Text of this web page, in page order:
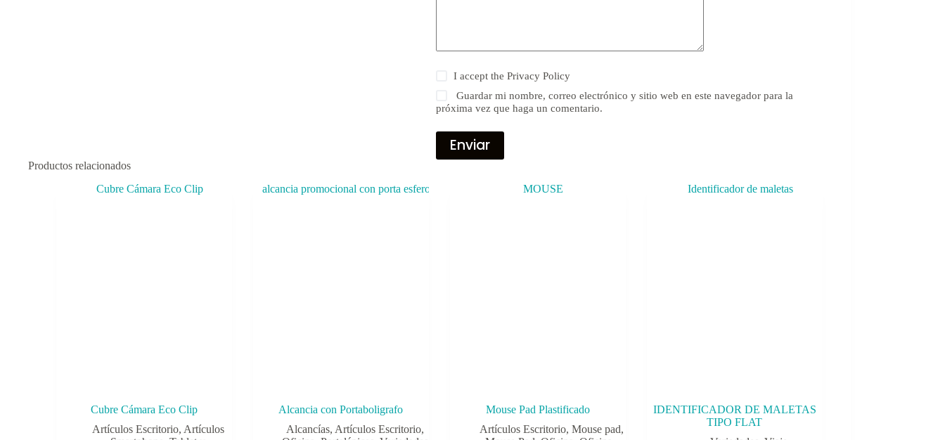
I accept the Privacy Policy
Guardar mi nombre, correo electrónico y sitio web en este navegador para la
próxima vez que haga un comentario.
Enviar
Productos relacionados
Cubre Cámara Eco Clip
Artículos Escritorio, Artículos
Alcancia con Portaboligrafo
Alcancías, Artículos Escritorio,
Mouse Pad Plastificado
Artículos Escritorio,Mouse pad,
IDENTIFICADOR DE MALETAS
TIPO FLAT